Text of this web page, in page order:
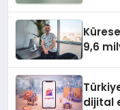
9,6
dijital